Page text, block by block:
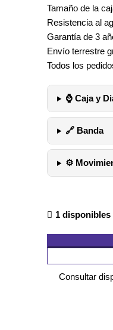
Tamaño de la
Resistencia al
Garantía de 3
Envío terrestre
Todos los
⌚ Caja y
🔗 Banda
⚙️
1 disponibles
Consultar